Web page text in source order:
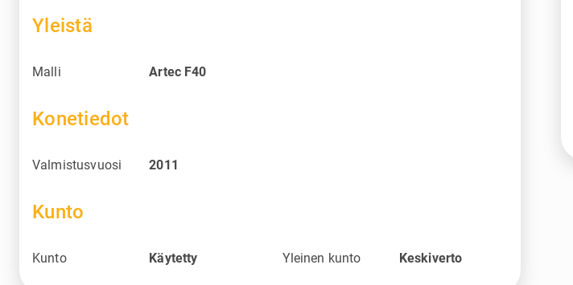
Yleistä
Malli Artec F40
Konetiedot
Valmistusvuosi 2011
Kunto
Kunto Käytetty Yleinen kunto Keskiverto